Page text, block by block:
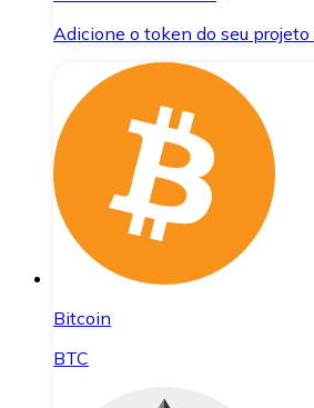
Adicione o token do seu
Bitcoin
BTC